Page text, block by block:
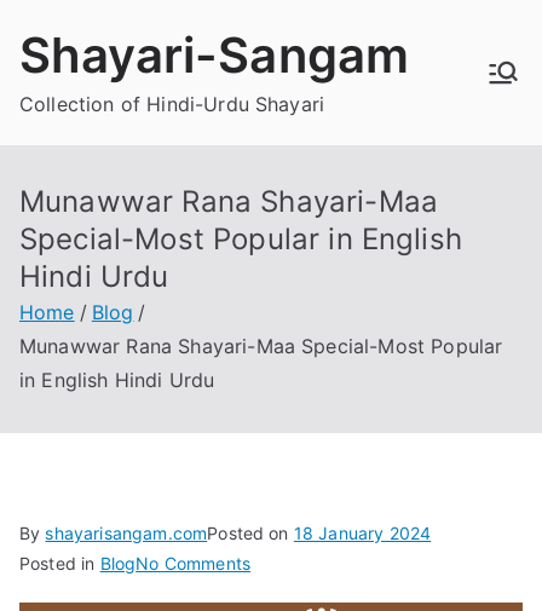
Shayari-Sangam
Collection of Hindi-Urdu Shayari
Munawwar Rana Shayari-Maa
Special-Most Popular in English
Hindi Urdu
Home
Blog
Munawwar Rana Shayari-Maa Special-Most Popular
in English Hindi Urdu
Byshayarisangam.comPosted on 18 January 2024
Posted in BlogNo Commentson